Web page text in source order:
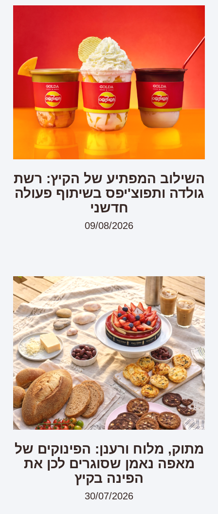
השילוב המפתיע של הקיץ: רשת
גולדה ותפוצ'יפס בשיתוף פעולה
חדשני
09/08/2026
מתוק, מלוח ורענן: הפינוקים של
מאפה נאמן שסוגרים לכן את
הפינה בקיץ
30/07/2026